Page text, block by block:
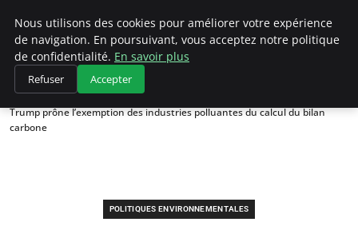
Climategatecountryclub.com
Accueil
Politiques environnementales
Trump prône l’exemption des industries polluantes du calcul du bilan
carbone
POLITIQUES ENVIRONNEMENTALES
Nous utilisons des cookies pour améliorer votre expérience
de navigation. En poursuivant, vous acceptez notre politique
de confidentialité. En savoir plus
Refuser Accepter